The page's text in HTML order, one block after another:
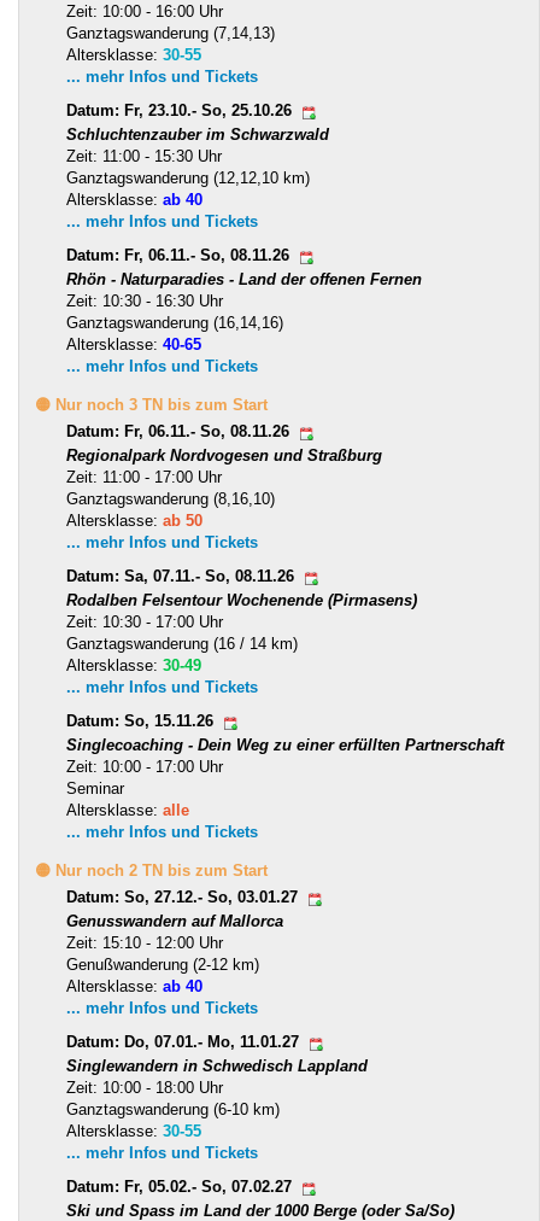
Zeit: 10:00 - 16:00 Uhr
Ganztagswanderung (7,14,13)
Altersklasse: 30-55
... mehr Infos und Tickets
Datum: Fr, 23.10.- So, 25.10.26
Schluchtenzauber im Schwarzwald
Zeit: 11:00 - 15:30 Uhr
Ganztagswanderung (12,12,10 km)
Altersklasse: ab 40
... mehr Infos und Tickets
Datum: Fr, 06.11.- So, 08.11.26
Rhön - Naturparadies - Land der offenen Fernen
Zeit: 10:30 - 16:30 Uhr
Ganztagswanderung (16,14,16)
Altersklasse: 40-65
... mehr Infos und Tickets
🟡 Nur noch 3 TN bis zum Start
Datum: Fr, 06.11.- So, 08.11.26
Regionalpark Nordvogesen und Straßburg
Zeit: 11:00 - 17:00 Uhr
Ganztagswanderung (8,16,10)
Altersklasse: ab 50
... mehr Infos und Tickets
Datum: Sa, 07.11.- So, 08.11.26
Rodalben Felsentour Wochenende (Pirmasens)
Zeit: 10:30 - 17:00 Uhr
Ganztagswanderung (16 / 14 km)
Altersklasse: 30-49
... mehr Infos und Tickets
Datum: So, 15.11.26
Singlecoaching - Dein Weg zu einer erfüllten Partnerschaft
Zeit: 10:00 - 17:00 Uhr
Seminar
Altersklasse: alle
... mehr Infos und Tickets
🟡 Nur noch 2 TN bis zum Start
Datum: So, 27.12.- So, 03.01.27
Genusswandern auf Mallorca
Zeit: 15:10 - 12:00 Uhr
Genußwanderung (2-12 km)
Altersklasse: ab 40
... mehr Infos und Tickets
Datum: Do, 07.01.- Mo, 11.01.27
Singlewandern in Schwedisch Lappland
Zeit: 10:00 - 18:00 Uhr
Ganztagswanderung (6-10 km)
Altersklasse: 30-55
... mehr Infos und Tickets
Datum: Fr, 05.02.- So, 07.02.27
Ski und Spass im Land der 1000 Berge (oder Sa/So)